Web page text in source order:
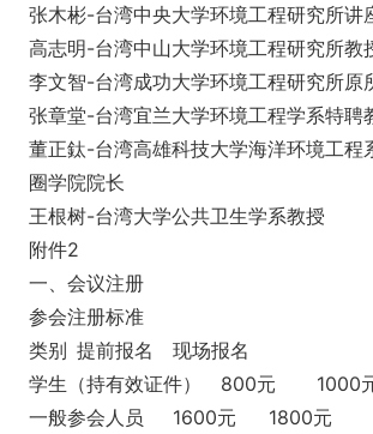
张木彬-台湾中央大学环境工程研究所讲
高志明-台湾中山大学环境工程研究所教
李文智-台湾成功大学环境工程研究所原
张章堂-台湾宜兰大学环境工程学系特聘
董正鈦-台湾高雄科技大学海洋环境工程
圈学院院长
王根树-台湾大学公共卫生学系教授
附件2
一、会议注册
参会注册标准
类别 提前报名
现场报名
学生（持有效证件）
800元
1000
一般参会人员
1600元
1800元